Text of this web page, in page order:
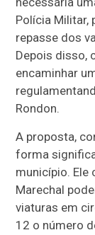
Polícia Militar,
repasse dos
Depois disso,
encaminhar
Rondon.
A proposta,
forma
município. Ele
Marechal
viaturas em
12 o número